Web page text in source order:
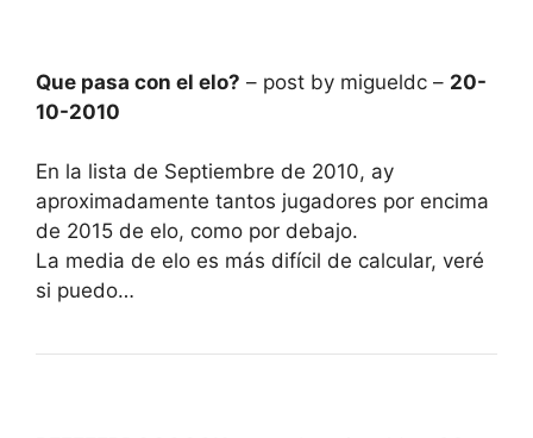
Que pasa con el elo? – post by migueldc – 20-
10-2010
En la lista de Septiembre de 2010, ay
aproximadamente tantos jugadores por encima
de 2015 de elo, como por debajo.
La media de elo es más difícil de calcular, veré
si puedo…